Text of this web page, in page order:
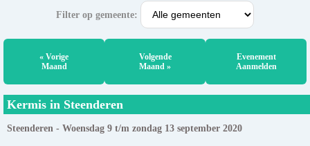
Filter op gemeente:
« Vorige
Maand
Volgende
Maand »
Evenement
Aanmelden
Kermis in Steenderen
Steenderen - Woensdag 9 t/m zondag 13 september 2020